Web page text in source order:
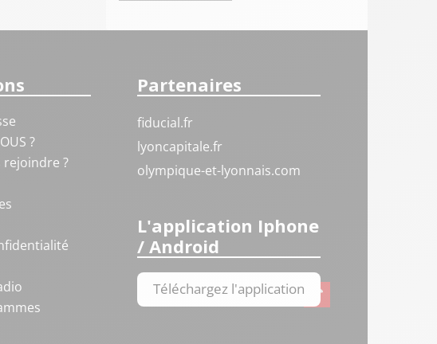
?
?
Partenaires
fiducial.fr
lyoncapitale.fr
olympique-et-lyonnais.com
L'application Iphone
/ Android
Téléchargez l'application